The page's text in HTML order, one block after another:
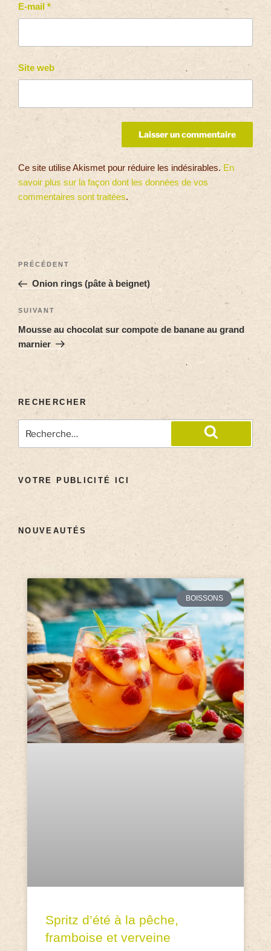
E-mail *
Site web
Ce site utilise Akismet pour réduire les indésirables. En
savoir plus sur la façon dont les données de vos
commentaires sont traitées.
PRÉCÉDENT
Onion rings (pâte à beignet)
SUIVANT
Mousse au chocolat sur compote de banane au grand
marnier
RECHERCHER
VOTRE PUBLICITÉ ICI
NOUVEAUTÉS
BOISSONS
Spritz d’été à la pêche,
framboise et verveine